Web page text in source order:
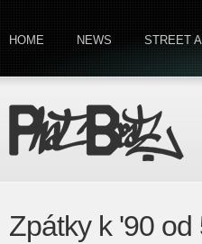
HOME NEWS STREET
Zpátky k '90 od